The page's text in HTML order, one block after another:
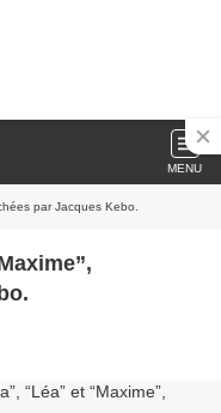
MENU
par Jacques Kebo.